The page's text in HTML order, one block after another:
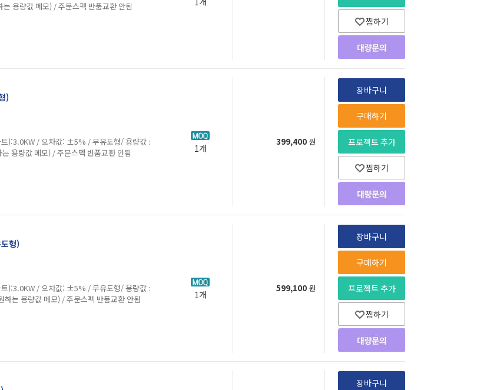
용량값 메모) / 주문스펙 반품교환 안됨
찜하기
)
±5% / 무유도형/ 용량값 :
용량값 메모) / 주문스펙 반품교환 안됨
1개
399,400 원
장바구니
구매하기
프로젝트 추가
찜하기
형)
±5% / 무유도형/ 용량값 :
는 용량값 메모) / 주문스펙 반품교환 안됨
1개
599,100 원
장바구니
구매하기
프로젝트 추가
찜하기
장바구니